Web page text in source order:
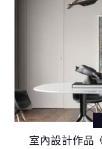
室內設計作品